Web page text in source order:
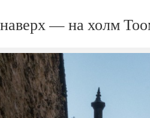
— на холм